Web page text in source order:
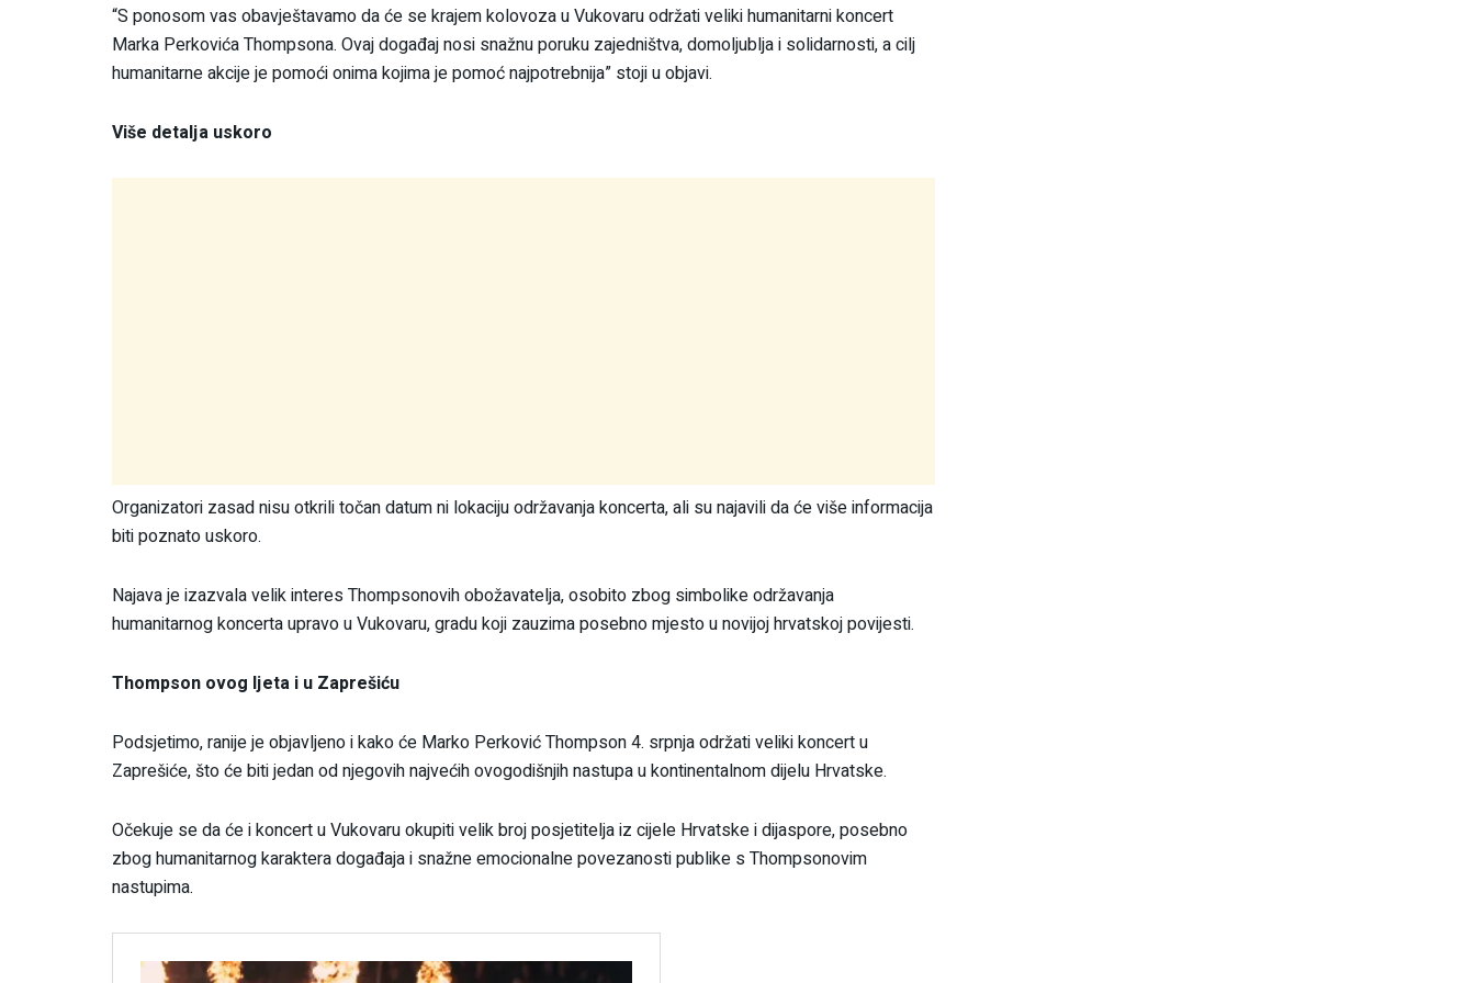
“S ponosom vas obavještavamo da će se krajem kolovoza u Vukovaru održati veliki humanitarni koncert
Marka Perkovića Thompsona. Ovaj događaj nosi snažnu poruku zajedništva, domoljublja i solidarnosti, a cilj
humanitarne akcije je pomoći onima kojima je pomoć najpotrebnija” stoji u objavi.
Više detalja uskoro
Organizatori zasad nisu otkrili točan datum ni lokaciju održavanja koncerta, ali su najavili da će više informacija
biti poznato uskoro.
Najava je izazvala velik interes Thompsonovih obožavatelja, osobito zbog simbolike održavanja
humanitarnog koncerta upravo u Vukovaru, gradu koji zauzima posebno mjesto u novijoj hrvatskoj povijesti.
Thompson ovog ljeta i u Zaprešiću
Podsjetimo, ranije je objavljeno i kako će Marko Perković Thompson 4. srpnja održati veliki koncert u
Zaprešiće, što će biti jedan od njegovih najvećih ovogodišnjih nastupa u kontinentalnom dijelu Hrvatske.
Očekuje se da će i koncert u Vukovaru okupiti velik broj posjetitelja iz cijele Hrvatske i dijaspore, posebno
zbog humanitarnog karaktera događaja i snažne emocionalne povezanosti publike s Thompsonovim
nastupima.